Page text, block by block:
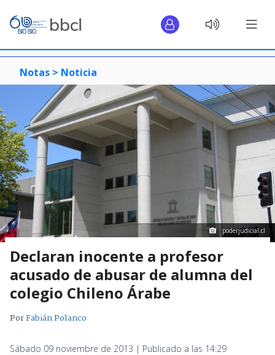
Notas > Noticia
poderjudicial.cl
Declaran inocente a profesor
acusado de abusar de alumna del
colegio Chileno Árabe
PorFabián Polanco
Sábado 09 noviembre de 2013 | Publicado a las 14:29